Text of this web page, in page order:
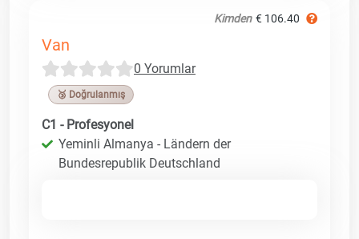
Kimden € 106.40
Van
0 Yorumlar
🥉 Doğrulanmış
C1 - Profesyonel
Yeminli Almanya - Ländern der
Bundesrepublik Deutschland